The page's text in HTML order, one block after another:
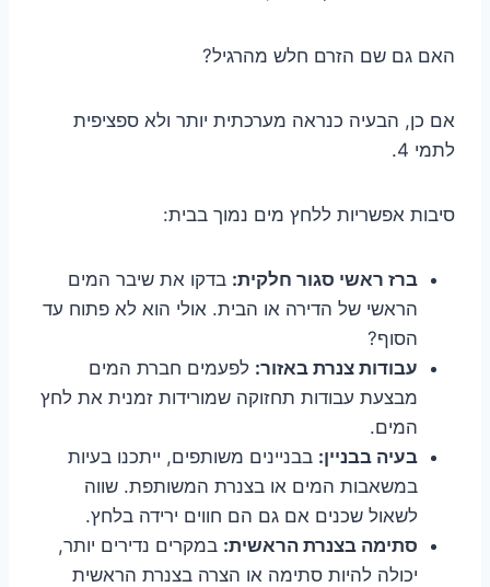
האם גם שם הזרם חלש מהרגיל?
אם כן, הבעיה כנראה מערכתית יותר ולא ספציפית
לתמי 4.
סיבות אפשריות ללחץ מים נמוך בבית:
ברז ראשי סגור חלקית: בדקו את שיבר המים
הראשי של הדירה או הבית. אולי הוא לא פתוח עד
הסוף?
עבודות צנרת באזור: לפעמים חברת המים
מבצעת עבודות תחזוקה שמורידות זמנית את לחץ
המים.
בעיה בבניין: בבניינים משותפים, ייתכנו בעיות
במשאבות המים או בצנרת המשותפת. שווה
לשאול שכנים אם גם הם חווים ירידה בלחץ.
סתימה בצנרת הראשית: במקרים נדירים יותר,
יכולה להיות סתימה או הצרה בצנרת הראשית